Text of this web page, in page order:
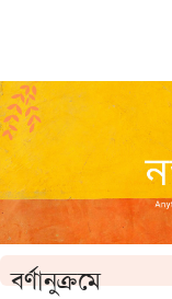
বর্ণানুক্রমে